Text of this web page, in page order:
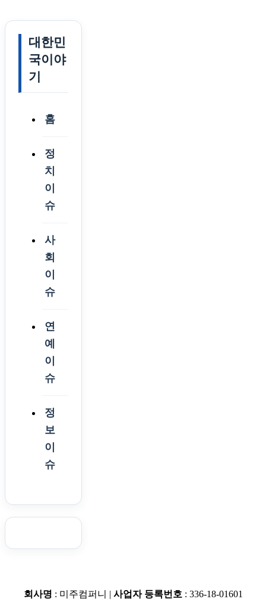
대한민
국이야
기
홈
정
치
이
슈
사
회
이
슈
연
예
이
슈
정
보
이
슈
회사명 : 미주컴퍼니 | 사업자 등록번호 : 336-18-01601